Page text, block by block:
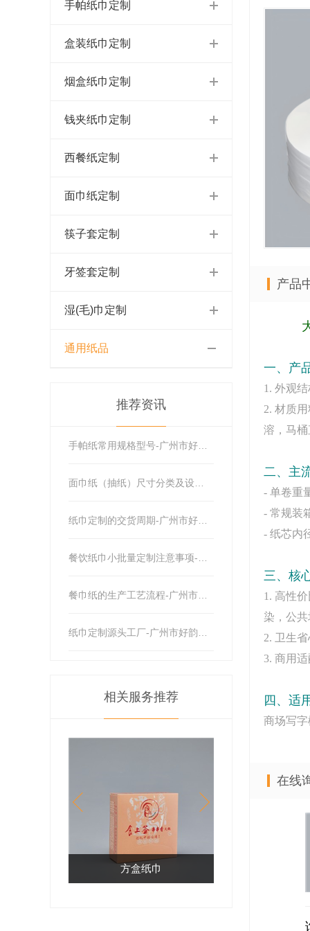
手帕纸巾定制
盒装纸巾定制
烟盒纸巾定制
钱夹纸巾定制
西餐纸定制
面巾纸定制
筷子套定制
牙签套定制
湿(毛)巾定制
通用纸品
产品
大卷
一、产
1. 外观
2. 材质
溶，马
二、主
- 单卷重
- 常规装
- 纸芯内
三、核
1. 高性
染，公
2. 卫生
3. 商用
四、适
商场写
在线
推荐资讯
相关服务推荐
荷包纸巾（塑料）